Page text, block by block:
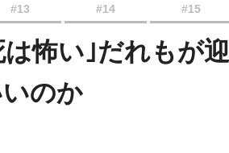
#13 #14 #15
怖い｣だれもが迎
のか